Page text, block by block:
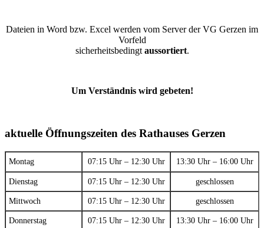
Dateien in Word bzw. Excel werden vom Server der VG Gerzen im
Vorfeld
sicherheitsbedingt aussortiert.
Um Verständnis wird gebeten!
aktuelle Öffnungszeiten des Rathauses Gerzen
Montag 07:15 Uhr – 12:30 Uhr 13:30 Uhr – 16:00 Uhr
Dienstag 07:15 Uhr – 12:30 Uhr geschlossen
Mittwoch 07:15 Uhr – 12:30 Uhr geschlossen
Donnerstag 07:15 Uhr – 12:30 Uhr 13:30 Uhr – 16:00 Uhr